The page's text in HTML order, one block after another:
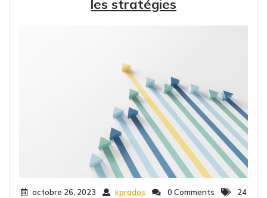
les stratégies
octobre 26, 2023 kprados 0 Comments
24